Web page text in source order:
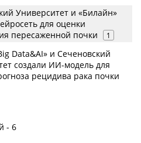
Университет и «Билайн»
для оценки
пересаженной почки
1
Data&AI» и Сеченовский
создали ИИ-модель для
рецидива рака почки
- 6